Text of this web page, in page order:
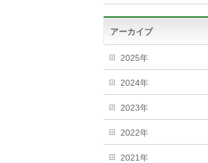
アーカイブ
2025年
2024年
2023年
2022年
2021年